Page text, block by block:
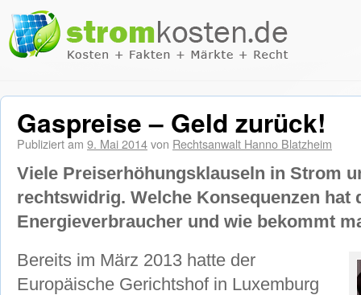
Gaspreise – Geld zurück!
Publiziert am 9. Mai 2014von Rechtsanwalt Hanno Blatzheim
Viele Preiserhöhungsklauseln in Strom
rechtswidrig. Welche Konsequenzen hat
Energieverbraucher und wie bekommt
Bereits im März 2013 hatte der
Europäische Gerichtshof in Luxemburg